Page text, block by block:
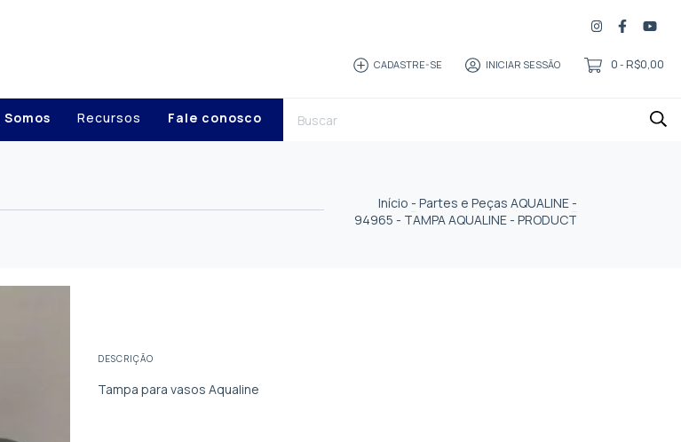
CADASTRE-SE INICIAR SESSÃO 0 - R$0,00
Somos Recursos Fale conosco
Início - Partes e Peças AQUALINE-
94965 - TAMPA AQUALINE - PRODUCT
DESCRIÇÃO
Tampa para vasos Aqualine